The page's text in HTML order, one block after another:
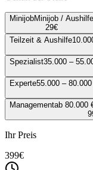
MinijobMinijob / Aushilfe
29€
Teilzeit & Aushilfe
Spezialist35.000 –
Experte55.000 –
Managementab 80.000
Ihr Preis
399€